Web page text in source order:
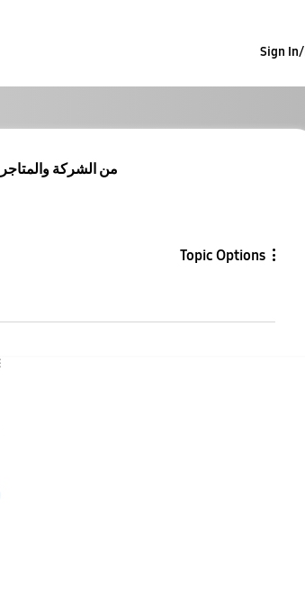
Sign
سعر s26 Ultra من الشركة والمتاجر
Topic Options